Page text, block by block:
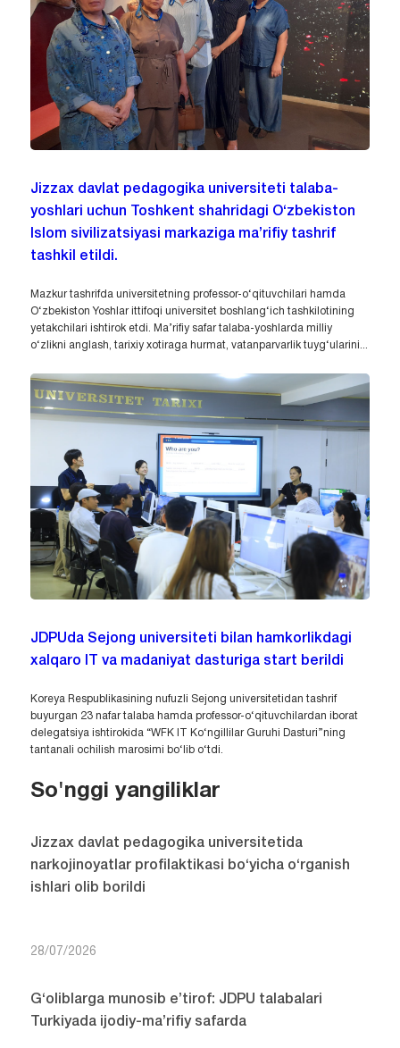
Jizzax davlat pedagogika universiteti talaba-
yoshlari uchun Toshkent shahridagi O‘zbekiston
Islom sivilizatsiyasi markaziga ma’rifiy tashrif
tashkil etildi.
Mazkur tashrifda universitetning professor-o‘qituvchilari hamda
O‘zbekiston Yoshlar ittifoqi universitet boshlang‘ich tashkilotining
yetakchilari ishtirok etdi. Ma’rifiy safar talaba-yoshlarda milliy
o‘zlikni anglash, tarixiy xotiraga hurmat, vatanparvarlik tuyg‘ularini...
JDPUda Sejong universiteti bilan hamkorlikdagi
xalqaro IT va madaniyat dasturiga start berildi
Koreya Respublikasining nufuzli Sejong universitetidan tashrif
buyurgan 23 nafar talaba hamda professor-o‘qituvchilardan iborat
delegatsiya ishtirokida “WFK IT Ko‘ngillilar Guruhi Dasturi”ning
tantanali ochilish marosimi bo‘lib o‘tdi.
So'nggi yangiliklar
Jizzax davlat pedagogika universitetida
narkojinoyatlar profilaktikasi bo‘yicha o‘rganish
ishlari olib borildi
28/07/2026
G‘oliblarga munosib e’tirof: JDPU talabalari
Turkiyada ijodiy-ma’rifiy safarda